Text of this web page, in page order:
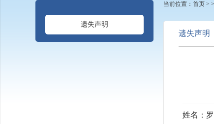
遗失声明
当前位置： 首页 > >
遗失声明
姓名：